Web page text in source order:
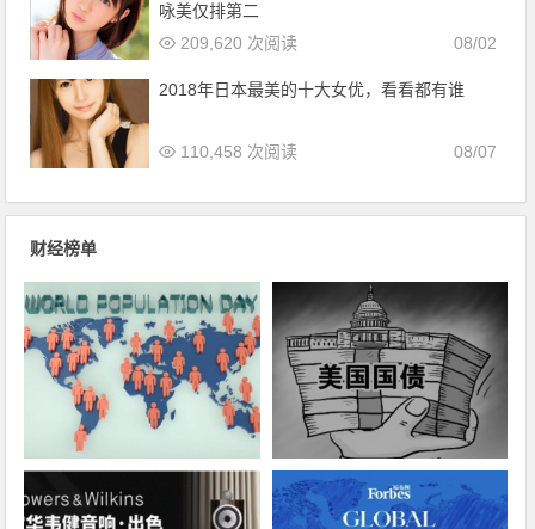
咏美仅排第二
08/02
209,620 次阅读
2018年日本最美的十大女优，看看都有谁
08/07
110,458 次阅读
财经榜单